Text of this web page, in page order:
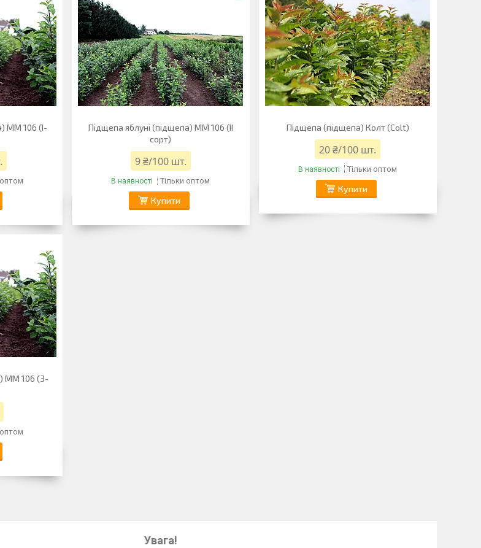
ММ 106 (І-
Підщепа яблуні (підщепа) ММ 106 (II
сорт)
9 ₴/100 шт.
В наявності Тільки оптом
Купити
Підщепа (підщепа) Колт (Colt)
20 ₴/100 шт.
В наявності Тільки оптом
Купити
ММ 106 (3-
Увага!